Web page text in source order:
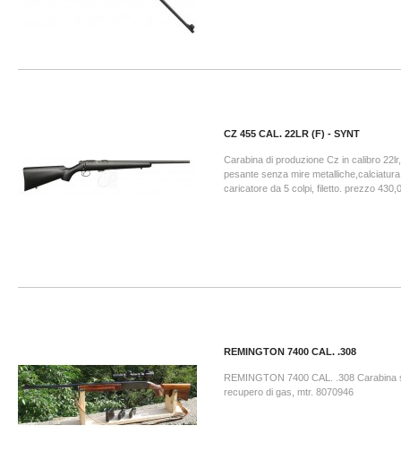
CZ 455 CAL. 22LR (F) - SYNT
Carabina di produzione Cz in calibro
pesante senza mire
caricatore da 5 colpi, filetto. prezzo
REMINGTON 7400 CAL. .308
REMINGTON 7400 CAL. .308 Carabina
recupero di gas, mtr. 8070946